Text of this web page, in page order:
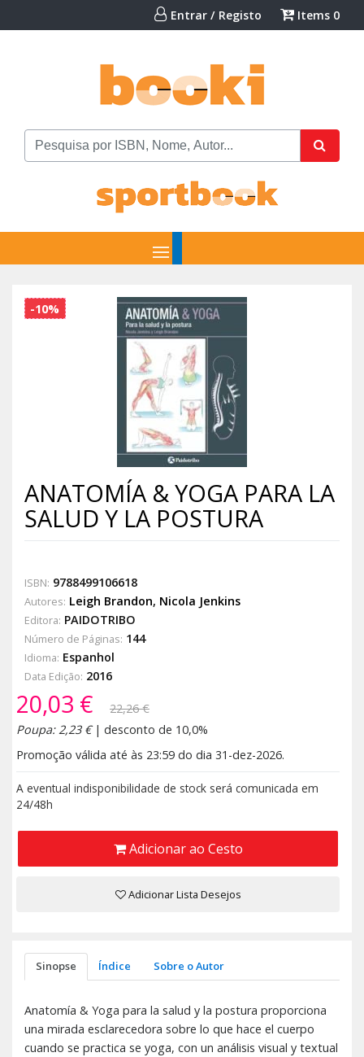
Entrar / Registo Items 0
-10%
ANATOMÍA & YOGA PARA LA
SALUD Y LA POSTURA
ISBN: 9788499106618
Autores: Leigh Brandon, Nicola Jenkins
Editora: PAIDOTRIBO
Número de Páginas: 144
Idioma: Espanhol
Data Edição: 2016
20,03 €
22,26 €
Poupa: 2,23 €| desconto de 10,0%
Promoção válida até às 23:59 do dia 31-dez-2026.
A eventual indisponibilidade de stock será comunicada em
24/48h
Adicionar ao Cesto
Adicionar Lista Desejos
Sinopse Índice Sobre o Autor
Anatomía & Yoga para la salud y la postura proporciona
una mirada esclarecedora sobre lo que hace el cuerpo
cuando se practica se yoga, con un análisis visual y textual